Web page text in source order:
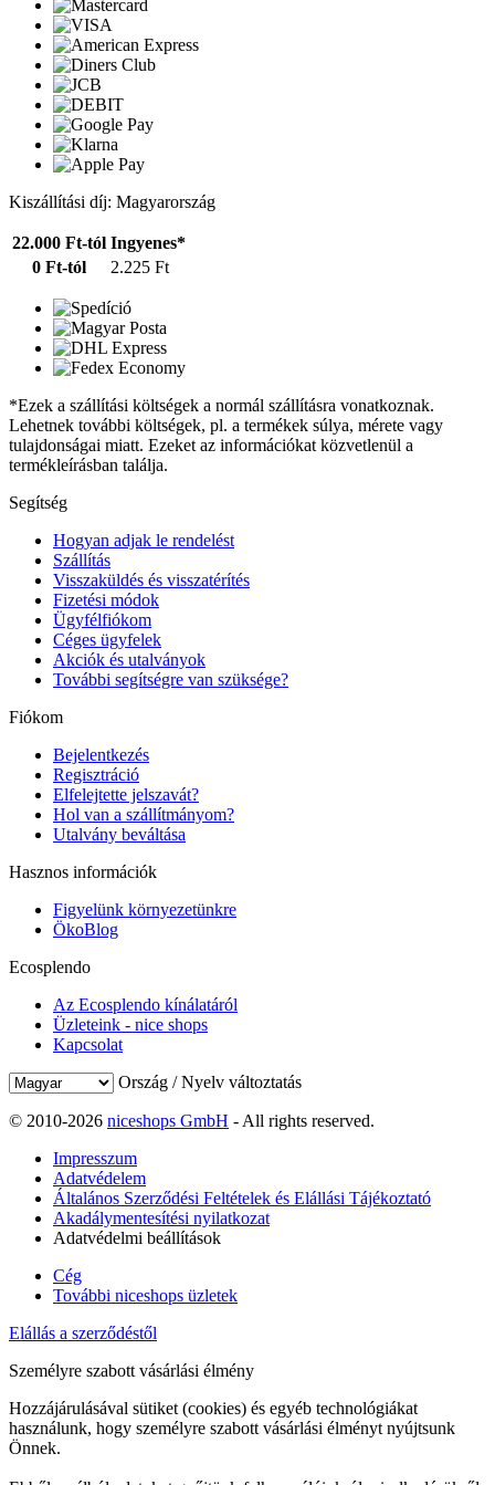
Kiszállítási díj: Magyarország
22.000 Ft-tól Ingyenes*
0 Ft-tól
2.225 Ft
*Ezek a szállítási költségek a normál szállításra vonatkoznak.
Lehetnek további költségek, pl. a termékek súlya, mérete vagy
tulajdonságai miatt. Ezeket az információkat közvetlenül a
termékleírásban találja.
Segítség
Hogyan adjak le rendelést
Szállítás
Visszaküldés és visszatérítés
Fizetési módok
Ügyfélfiókom
Céges ügyfelek
Akciók és utalványok
További segítségre van szüksége?
Fiókom
Bejelentkezés
Regisztráció
Elfelejtette jelszavát?
Hol van a szállítmányom?
Utalvány beváltása
Hasznos információk
Figyelünk környezetünkre
ÖkoBlog
Ecosplendo
Az Ecosplendo kínálatáról
Üzleteink - nice shops
Kapcsolat
Ország / Nyelv változtatás
© 2010-2026 niceshops GmbH - All rights reserved.
Impresszum
Adatvédelem
Általános Szerződési Feltételek és Elállási Tájékoztató
Akadálymentesítési nyilatkozat
Adatvédelmi beállítások
Cég
További niceshops üzletek
Elállás a szerződéstől
Személyre szabott vásárlási élmény
Hozzájárulásával sütiket (cookies) és egyéb technológiákat
használunk, hogy személyre szabott vásárlási élményt nyújtsunk
Önnek.